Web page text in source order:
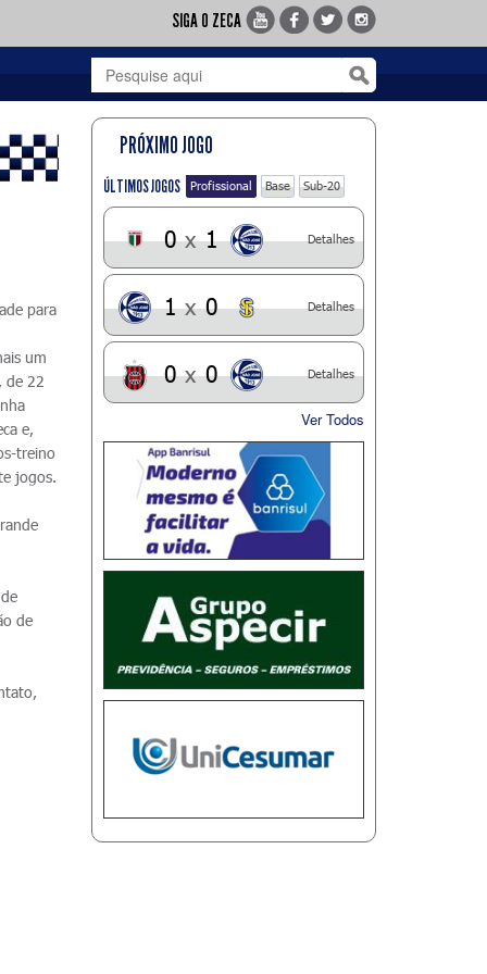
SIGA O ZECA
para
um
de 22
e,
treino
jogos.
de
PRÓXIMO JOGO
ÚLTIMOS JOGOS Profissional Base Sub-20
0 x 1 Detalhes
1 x 0 Detalhes
0 x 0 Detalhes
Ver Todos